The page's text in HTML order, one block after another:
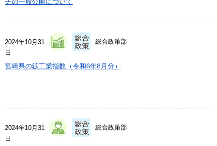
2024年10月31
日
総合政策部
宮崎県の鉱工業指数（令和6年8月分）
2024年10月31
日
総合政策部